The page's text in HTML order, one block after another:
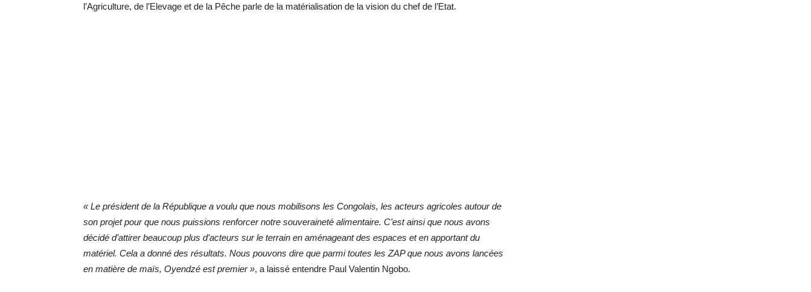
l’Agriculture, de l’Elevage et de la Pêche parle de la matérialisation de la vision du chef de l’Etat.
« Le président de la République a voulu que nous mobilisons les Congolais, les acteurs agricoles autour de
son projet pour que nous puissions renforcer notre souveraineté alimentaire. C’est ainsi que nous avons
décidé d’attirer beaucoup plus d’acteurs sur le terrain en aménageant des espaces et en apportant du
matériel. Cela a donné des résultats. Nous pouvons dire que parmi toutes les ZAP que nous avons lancées
en matière de maïs, Oyendzé est premier », a laissé entendre Paul Valentin Ngobo.